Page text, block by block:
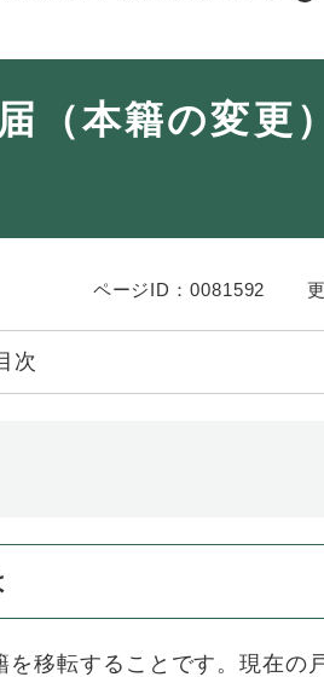
・
手
を
明 保険・年金
ごみ・リサイ
ニティ 人権・男女共
イベント・施
医
ス
（本籍の変更
ページID：0081592
次
を移転することです。現在の